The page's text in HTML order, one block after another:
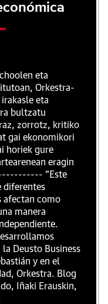
eta
Orkestra-
eta
bultzatu
zorrotz, kritiko
gai ekonomikori
horiek gure
eragin
"Este
diferentes
afectan como
manera
Deusto Business
y en el
Orkestra. Blog
Iñaki Erauskin,